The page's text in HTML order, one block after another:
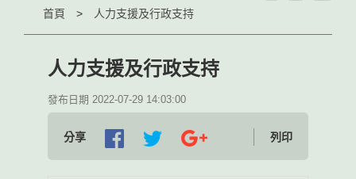
首頁 人力支援及行政支持
人力支援及行政支持
發布日期 2022-07-29 14:03:00
分享 列印